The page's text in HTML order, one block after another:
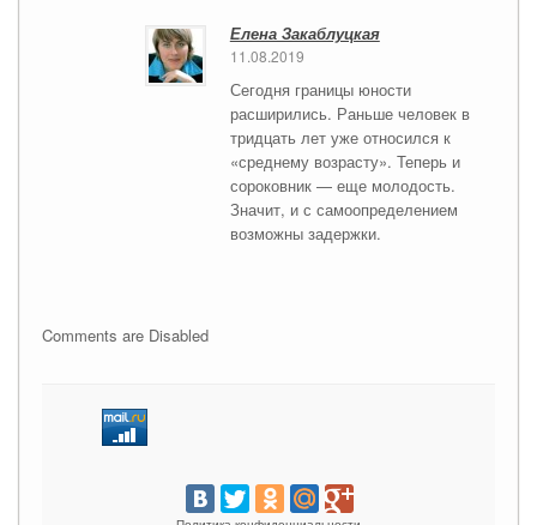
Елена Закаблуцкая
11.08.2019
Сегодня границы юности
расширились. Раньше человек в
тридцать лет уже относился к
«среднему возрасту». Теперь и
сороковник — еще молодость.
Значит, и с самоопределением
возможны задержки.
Comments are Disabled